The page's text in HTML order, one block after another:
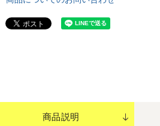
商品説明